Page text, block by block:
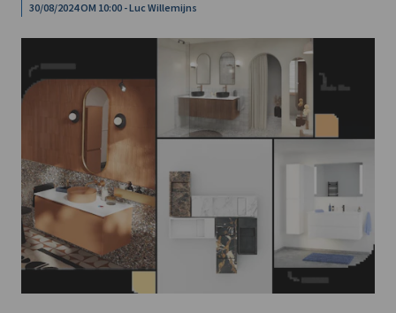
30/08/2024 OM 10:00 - Luc Willemijns